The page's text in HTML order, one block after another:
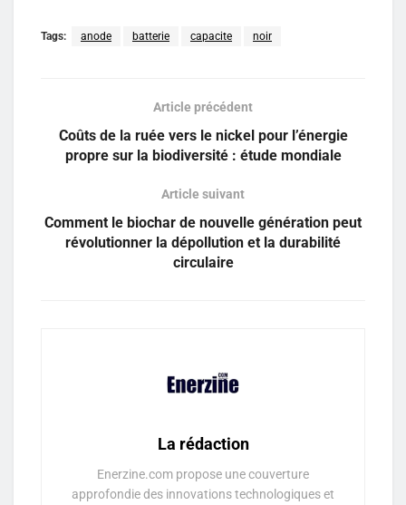
Tags: anode batterie capacite noir
Article précédent
Coûts de la ruée vers le nickel pour l’énergie
propre sur la biodiversité : étude mondiale
Article suivant
Comment le biochar de nouvelle génération peut
révolutionner la dépollution et la durabilité
circulaire
La rédaction
Enerzine.com propose une couverture
approfondie des innovations technologiques et